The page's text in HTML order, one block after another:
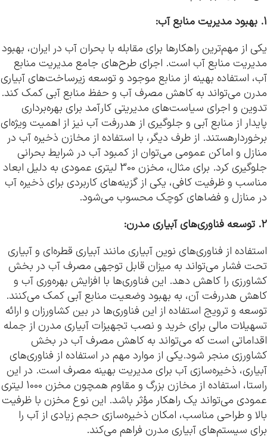
1. بهبود مدیریت منابع آب:
یکی از مهم‌ترین راهکارها برای مقابله با بحران آب در ایران، بهبود
مدیریت منابع آب است. اجرای طرح‌های جامع مدیریت منابع
آب، استفاده بهینه از منابع موجود و توسعه زیرساخت‌های آبیاری
مدرن می‌تواند به کاهش مصرف آب و حفظ منابع آبی کمک کند.
تدوین و اجرای سیاست‌های مدیریتی کارآمد برای بهره‌برداری
پایدار از منابع آبی و جلوگیری از هدررفت آب نیز از اهمیت ویژه‌ای
برخوردارهستند. از طرف دیگر، با استفاده از مخازن ذخیره آب در
منازل و اماکن عمومی می‌توان از کمبود آب در شرایط بحرانی
جلوگیری کرد. برای مثال، مخزن 300 لیتری عمودی به دلیل ابعاد
مناسب و ظرفیت کافی، یکی از گزینه‌های کاربردی برای ذخیره آب
در منازل و فضاهای کوچک محسوب می‌شود.
2. توسعه فناوری‌های آبیاری مدرن:
استفاده از فناوری‌های نوین آبیاری مانند آبیاری قطره‌ای و آبیاری
تحت فشار می‌تواند به میزان قابل توجهی مصرف آب در بخش
کشاورزی را کاهش دهد. این فناوری‌ها با افزایش بهره‌وری آب و
کاهش هدررفت آن، به بهبود وضعیت منابع آبی کمک می‌کنند.
توسعه و ترویج استفاده از این فناوری‌ها در بین کشاورزان و ارائه
تسهیلات مالی برای خرید و نصب تجهیزات آبیاری مدرن از جمله
اقداماتی است که می‌تواند به کاهش مصرف آب در بخش
کشاورزی منجر شود.یکی از موارد مهم در استفاده از فناوری‌های
آبیاری، ذخیره‌سازی آب برای مدیریت بهینه مصرف است. در این
راستا، استفاده از مخازن بزرگ و مقاوم همچون مخزن 1000 لیتری
عمودی می‌تواند یک راهکار مؤثر باشد. این نوع مخزن با ظرفیت
بالا و طراحی مناسب، امکان ذخیره‌سازی حجم زیادی از آب را
برای سیستم‌های آبیاری مدرن فراهم می‌کند.